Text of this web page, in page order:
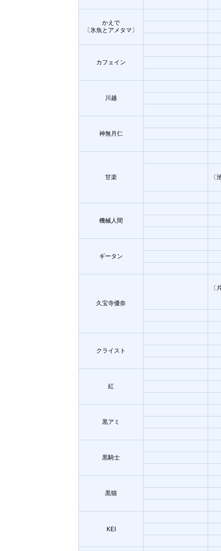
かえで
〔氷魚とアメタマ〕
カフェイン
川越
神無月仁
甘楽 〔
機械人間
ギータン
久宝寺優奈
〔
クライスト
紅
黒アミ
黒騎士
黒猫
KEI